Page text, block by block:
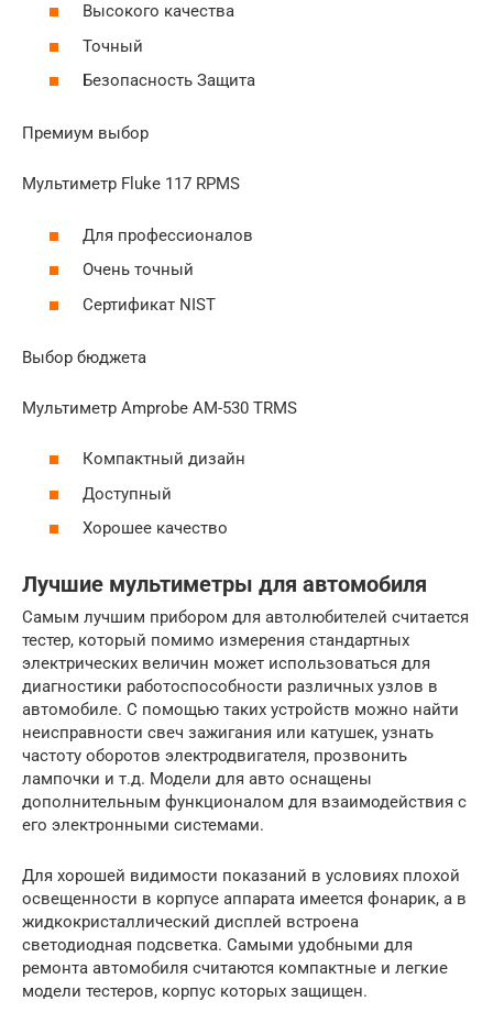
Высокого качества
Точный
Безопасность Защита
Премиум выбор
Мультиметр Fluke 117 RPMS
Для профессионалов
Очень точный
Сертификат NIST
Выбор бюджета
Мультиметр Amprobe AM-530 TRMS
Компактный дизайн
Доступный
Хорошее качество
Лучшие мультиметры для автомобиля
Самым лучшим прибором для автолюбителей считается
тестер, который помимо измерения стандартных
электрических величин может использоваться для
диагностики работоспособности различных узлов в
автомобиле. С помощью таких устройств можно найти
неисправности свеч зажигания или катушек, узнать
частоту оборотов электродвигателя, прозвонить
лампочки и т.д. Модели для авто оснащены
дополнительным функционалом для взаимодействия с
его электронными системами.
Для хорошей видимости показаний в условиях плохой
освещенности в корпусе аппарата имеется фонарик, а в
жидкокристаллический дисплей встроена
светодиодная подсветка. Самыми удобными для
ремонта автомобиля считаются компактные и легкие
модели тестеров, корпус которых защищен.